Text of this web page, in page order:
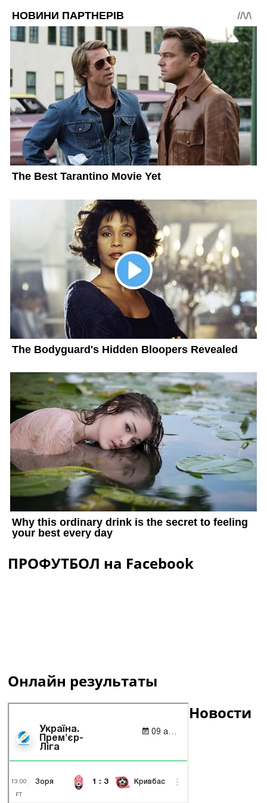
ПРОФУТБОЛ на Facebook
Онлайн результаты
Новости